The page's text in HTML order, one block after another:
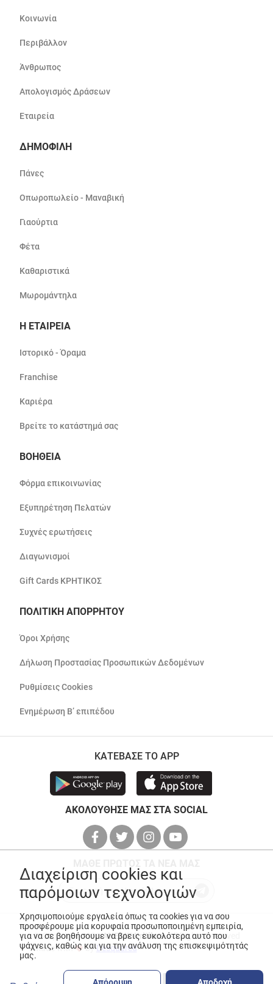
Κοινωνία
Περιβάλλον
Άνθρωπος
Απολογισμός Δράσεων
Εταιρεία
ΔΗΜΟΦΙΛΗ
Πάνες
Οπωροπωλείο - Μαναβική
Γιαούρτια
Φέτα
Καθαριστικά
Μωρομάντηλα
Η ΕΤΑΙΡΕΙΑ
Ιστορικό - Όραμα
Franchise
Καριέρα
Βρείτε το κατάστημά σας
ΒΟΗΘΕΙΑ
Φόρμα επικοινωνίας
Εξυπηρέτηση Πελατών
Συχνές ερωτήσεις
Διαγωνισμοί
Gift Cards ΚΡΗΤΙΚΟΣ
ΠΟΛΙΤΙΚΗ ΑΠΟΡΡΗΤΟΥ
Όροι Χρήσης
Δήλωση Προστασίας Προσωπικών Δεδομένων
Ρυθμίσεις Cookies
Ενημέρωση Β’ επιπέδου
ΚΑΤΕΒΑΣΕ ΤΟ APP
ΑΚΟΛΟΥΘΗΣΕ ΜΑΣ ΣΤΑ SOCIAL
© Copyright 2026ANEDIK Kritikos. All Rights Reserved
Made with
byDesquared
Διαχείριση cookies και
παρόμοιων τεχνολογιών
Χρησιμοποιούμε εργαλεία όπως τα cookies για να σου
προσφέρουμε μία κορυφαία προσωποποιημένη εμπειρία,
για να σε βοηθήσουμε να βρεις ευκολότερα αυτό που
ψάχνεις, καθώς και για την ανάλυση της επισκεψιμότητάς
μας.